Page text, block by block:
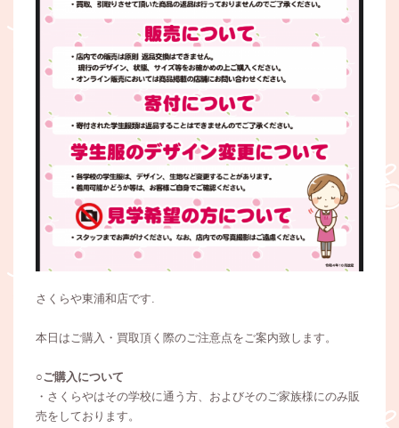
さくらや東浦和店です.
本日はご購入・買取頂く際のご注意点をご案内致します。
○ご購入について
・さくらやはその学校に通う方、およびそのご家族様にのみ販
売をしております。